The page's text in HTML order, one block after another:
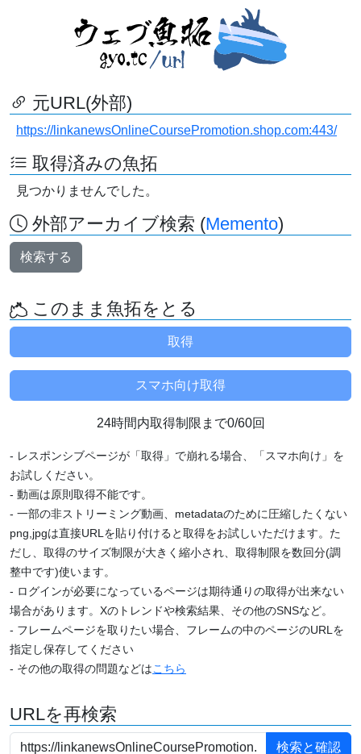
元URL(外部)
https://linkanewsOnlineCoursePromotion.shop.com:443/
取得済みの魚拓
見つかりませんでした。
外部アーカイブ検索 (Memento)
検索する
このまま魚拓をとる
24時間内取得制限まで0/60回
- レスポンシブページが「取得」で崩れる場合、「スマホ向け」を
お試しください。
- 動画は原則取得不能です。
- 一部の非ストリーミング動画、metadataのために圧縮したくない
png,jpgは直接URLを貼り付けると取得をお試しいただけます。た
だし、取得のサイズ制限が大きく縮小され、取得制限を数回分(調
整中です)使います。
- ログインが必要になっているページは期待通りの取得が出来ない
場合があります。Xのトレンドや検索結果、その他のSNSなど。
- フレームページを取りたい場合、フレームの中のページのURLを
指定し保存してください
- その他の取得の問題などはこちら
URLを再検索